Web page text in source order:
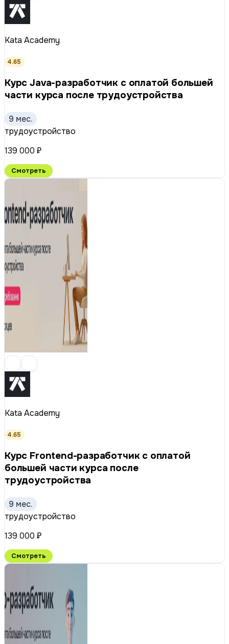
Kata Academy
4.65
Курс Java-разработчик с оплатой большей
части курса после трудоустройства
9 мес.
трудоустройство
139 000 ₽
Смотреть
Kata Academy
4.65
Курс Frontend-разработчик с оплатой
большей части курса после
трудоустройства
9 мес.
трудоустройство
139 000 ₽
Смотреть